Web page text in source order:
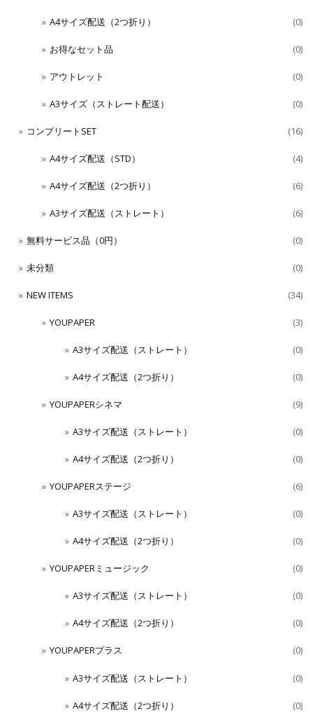
A4サイズ配送（2つ折り） (0)
お得なセット品 (0)
アウトレット (0)
A3サイズ（ストレート配送） (0)
コンプリートSET (16)
A4サイズ配送（STD） (4)
A4サイズ配送（2つ折り） (6)
A3サイズ配送（ストレート） (6)
無料サービス品（0円） (0)
未分類 (0)
NEW ITEMS (34)
YOUPAPER (3)
A3サイズ配送（ストレート） (0)
A4サイズ配送（2つ折り） (0)
YOUPAPERシネマ (9)
A3サイズ配送（ストレート） (0)
A4サイズ配送（2つ折り） (0)
YOUPAPERステージ (6)
A3サイズ配送（ストレート） (0)
A4サイズ配送（2つ折り） (0)
YOUPAPERミュージック (0)
A3サイズ配送（ストレート） (0)
A4サイズ配送（2つ折り） (0)
YOUPAPERプラス (0)
A3サイズ配送（ストレート） (0)
A4サイズ配送（2つ折り） (0)